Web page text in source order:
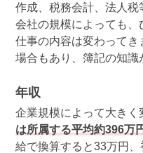
作成、税務会計、法人税
会社の規模によっても、
仕事の内容は変わってき
場合もあり、簿記の知識
年収
企業規模によって大きく
は所属する平均約396万
給で換算すると33万円